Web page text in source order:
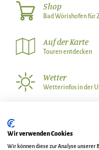
Shop
Bad Wörishofen für
Auf der Karte
Touren entdecken
Wetter
Wetterinfos in der
Wir verwenden Cookies
Wir können diese zur Analyse unserer